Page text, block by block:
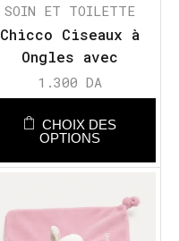
SOIN ET TOILETTE
Chicco Ciseaux à
Ongles avec
Capuchons de
Sécurité
1.300 DA
CHOIX DES
OPTIONS